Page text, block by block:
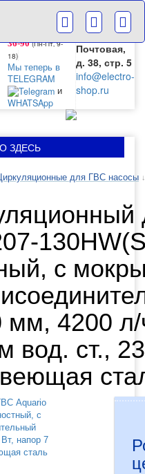
36-90(Пн-Пт‚ 9-
18)
Мы теперь в
TELEGRAM
и
WHATSApp
Большая
Почтовая,
д. 38, стр. 5
info@electro-
shop.ru
ЗДЕСЬ
для ГВС насосы ↓
с
мм, 4200 л/
вод. ст.,